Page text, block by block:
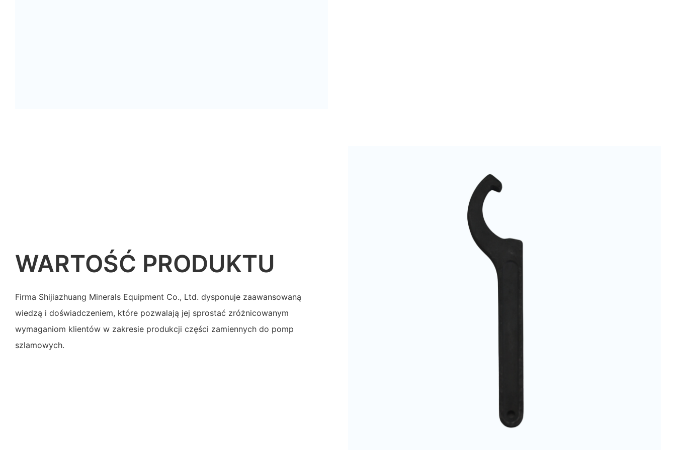
WARTOŚĆ PRODUKTU
Firma Shijiazhuang Minerals Equipment Co., Ltd. dysponuje zaawansowaną
wiedzą i doświadczeniem, które pozwalają jej sprostać zróżnicowanym
wymaganiom klientów w zakresie produkcji części zamiennych do pomp
szlamowych.